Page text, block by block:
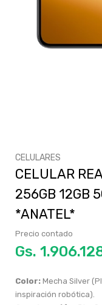
CELULARES
CELULAR
256GB 12GB
*ANATEL*
Precio contado
Gs.
Color: Mecha Silver
inspiración robótica).